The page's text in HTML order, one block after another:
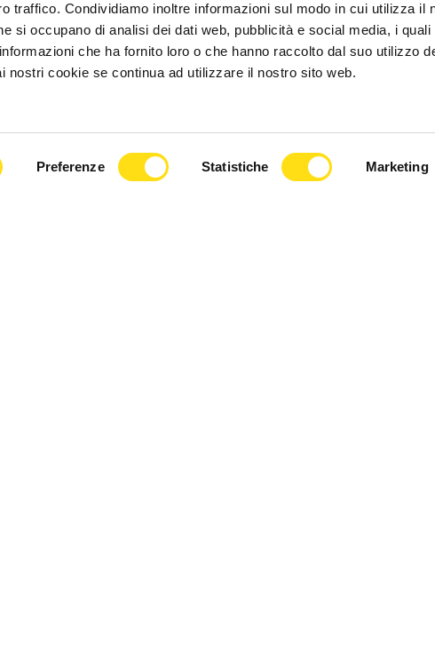
traffico. Condividiamo inoltre informazioni sul modo in cui utilizza il
si occupano di analisi dei dati web, pubblicità e social media, i quali
che ha fornito loro o che hanno raccolto dal suo utilizzo
nostri cookie se continua ad utilizzare il nostro sito web.
Preferenze Statistiche Marketing
INFORMA
civile, dal 1° giugno
2026
ASUGI INFORMA
Avviso cessazione attività di
22 Maggio 2026